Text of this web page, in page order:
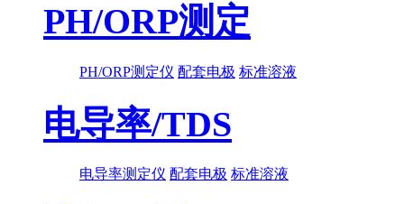
PH/ORP测定
PH/ORP测定仪 配套电极 标准溶液
电导率/TDS
电导率测定仪 配套电极 标准溶液